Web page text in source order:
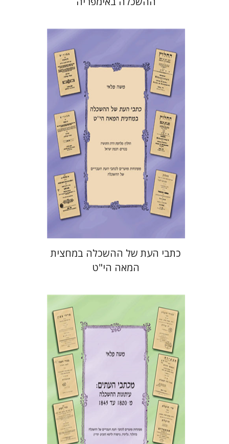
משה פלאי
הנחת אתר ספר מודפס
$46
$41
כתבי העת של ההשכלה במחצית
המאה הי"ט
משה פלאי